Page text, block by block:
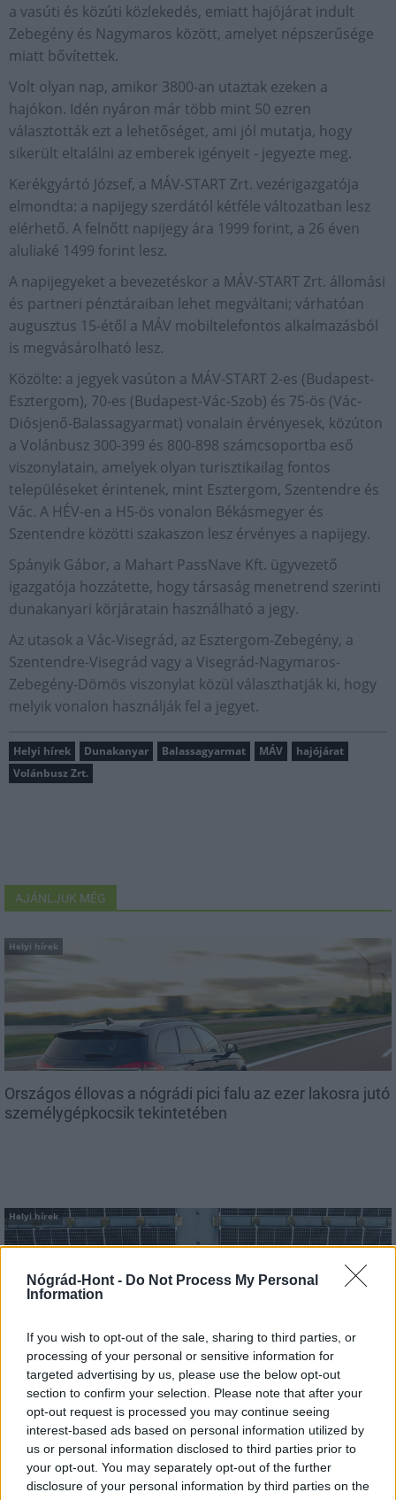
Nógrád-Hont - Do Not Process My Personal
Information
If you wish to opt-out of the sale, sharing to third parties, or
processing of your personal or sensitive information for
targeted advertising by us, please use the below opt-out
section to confirm your selection. Please note that after your
opt-out request is processed you may continue seeing
interest-based ads based on personal information utilized by
us or personal information disclosed to third parties prior to
your opt-out. You may separately opt-out of the further
disclosure of your personal information by third parties on the
a vasúti és közúti közlekedés, emiatt hajójárat indult
Zebegény és Nagymaros között, amelyet népszerűsége
miatt bővítettek.
Volt olyan nap, amikor 3800-an utaztak ezeken a
hajókon. Idén nyáron már több mint 50 ezren
választották ezt a lehetőséget, ami jól mutatja, hogy
sikerült eltalálni az emberek igényeit - jegyezte meg.
Kerékgyártó József, a MÁV-START Zrt. vezérigazgatója
elmondta: a napijegy szerdától kétféle változatban lesz
elérhető. A felnőtt napijegy ára 1999 forint, a 26 éven
aluliaké 1499 forint lesz.
A napijegyeket a bevezetéskor a MÁV-START Zrt. állomási
és partneri pénztáraiban lehet megváltani; várhatóan
augusztus 15-étől a MÁV mobiltelefontos alkalmazásból
is megvásárolható lesz.
Közölte: a jegyek vasúton a MÁV-START 2-es (Budapest-
Esztergom), 70-es (Budapest-Vác-Szob) és 75-ös (Vác-
Diósjenő-Balassagyarmat) vonalain érvényesek, közúton
a Volánbusz 300-399 és 800-898 számcsoportba eső
viszonylatain, amelyek olyan turisztikailag fontos
településeket érintenek, mint Esztergom, Szentendre és
Vác. A HÉV-en a H5-ös vonalon Békásmegyer és
Szentendre közötti szakaszon lesz érvényes a napijegy.
Spányik Gábor, a Mahart PassNave Kft. ügyvezető
igazgatója hozzátette, hogy társaság menetrend szerinti
dunakanyari körjáratain használható a jegy.
Az utasok a Vác-Visegrád, az Esztergom-Zebegény, a
Szentendre-Visegrád vagy a Visegrád-Nagymaros-
Zebegény-Dömös viszonylat közül választhatják ki, hogy
melyik vonalon használják fel a jegyet.
Helyi hírek Dunakanyar Balassagyarmat MÁV
hajójárat
Volánbusz Zrt.
AJÁNLJUK MÉG
Helyi hírek
Országos éllovas a nógrádi pici falu az ezer lakosra jutó
személygépkocsik tekintetében
Helyi hírek
Három meghatározó épületét is fejlesztette
Salgótarján
Helyi hírek